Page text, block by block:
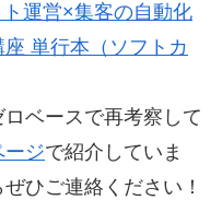
運営×集客の自動化
単行本（ソフトカ
ベースで再考察して
ージで紹介していま
ひご連絡ください！